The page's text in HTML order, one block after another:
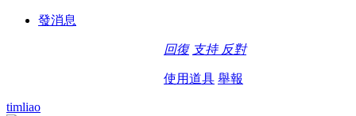
發消息
回復 支持 反對
使用道具 舉報
timliao